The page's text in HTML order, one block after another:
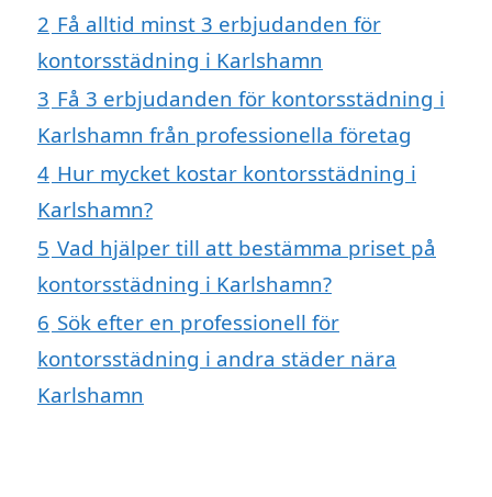
2 Få alltid minst 3 erbjudanden för
kontorsstädning i Karlshamn
3 Få 3 erbjudanden för kontorsstädning i
Karlshamn från professionella företag
4 Hur mycket kostar kontorsstädning i
Karlshamn?
5 Vad hjälper till att bestämma priset på
kontorsstädning i Karlshamn?
6 Sök efter en professionell för
kontorsstädning i andra städer nära
Karlshamn